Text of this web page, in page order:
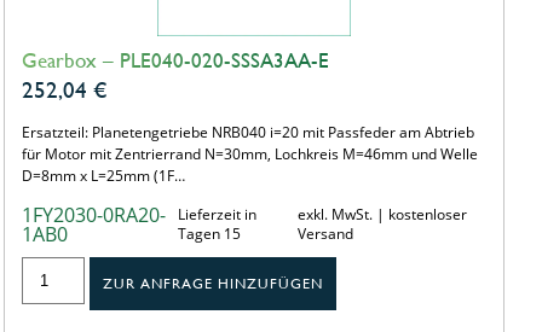
Gearbox – PLE040-020-SSSA3AA-E
252,04 €
Ersatzteil: Planetengetriebe NRB040 i=20 mit Passfeder am Abtrieb
für Motor mit Zentrierrand N=30mm, Lochkreis M=46mm und Welle
D=8mm x L=25mm (1F…
1FY2030-0RA20-
1AB0
Lieferzeit in
Tagen 15
exkl. MwSt. | kostenloser
Versand
ZUR ANFRAGE HINZUFÜGEN